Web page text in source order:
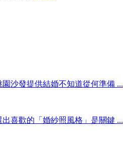
園沙發提供結婚不知道從何準備 ...
出喜歡的「婚紗照風格」是關鍵 ...